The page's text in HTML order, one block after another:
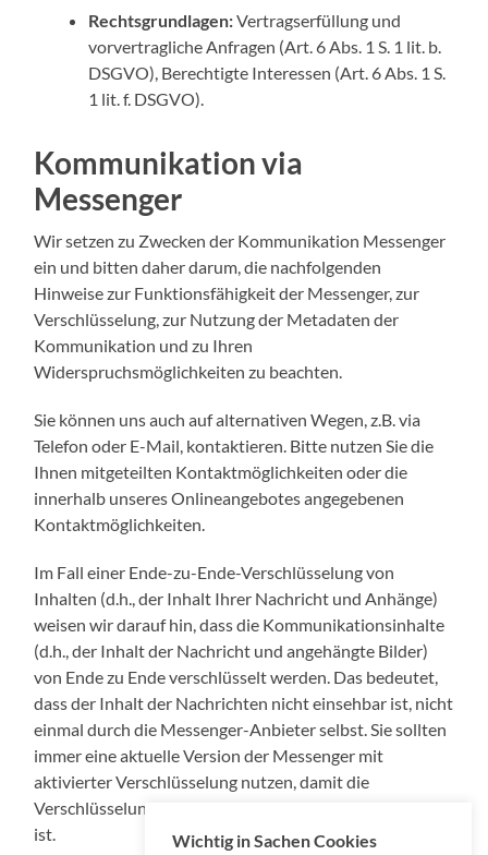
Rechtsgrundlagen:Vertragserfüllung und
vorvertragliche Anfragen (Art. 6 Abs. 1 S. 1 lit. b.
DSGVO), Berechtigte Interessen (Art. 6 Abs. 1 S.
1 lit. f. DSGVO).
Kommunikation via
Messenger
Wir setzen zu Zwecken der Kommunikation Messenger
ein und bitten daher darum, die nachfolgenden
Hinweise zur Funktionsfähigkeit der Messenger, zur
Verschlüsselung, zur Nutzung der Metadaten der
Kommunikation und zu Ihren
Widerspruchsmöglichkeiten zu beachten.
Sie können uns auch auf alternativen Wegen, z.B. via
Telefon oder E-Mail, kontaktieren. Bitte nutzen Sie die
Ihnen mitgeteilten Kontaktmöglichkeiten oder die
innerhalb unseres Onlineangebotes angegebenen
Kontaktmöglichkeiten.
Im Fall einer Ende-zu-Ende-Verschlüsselung von
Inhalten (d.h., der Inhalt Ihrer Nachricht und Anhänge)
weisen wir darauf hin, dass die Kommunikationsinhalte
(d.h., der Inhalt der Nachricht und angehängte Bilder)
von Ende zu Ende verschlüsselt werden. Das bedeutet,
dass der Inhalt der Nachrichten nicht einsehbar ist, nicht
einmal durch die Messenger-Anbieter selbst. Sie sollten
immer eine aktuelle Version der Messenger mit
aktivierter Verschlüsselung nutzen, damit die
Verschlüsselung der Nachrichteninhalte sichergestellt
ist.
Wichtig in Sachen Cookies